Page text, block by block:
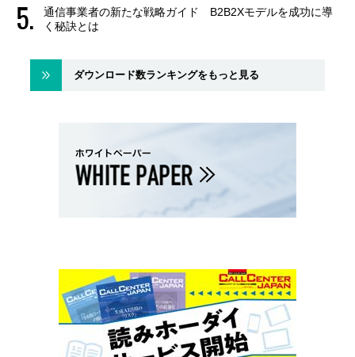
通信事業者の新たな戦略ガイド B2B2Xモデルを成功に導
く秘訣とは
ダウンロード数ランキングをもっと見る